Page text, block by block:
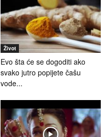
Život
Evo šta će se dogoditi ako
svako jutro popijete čašu
vode...